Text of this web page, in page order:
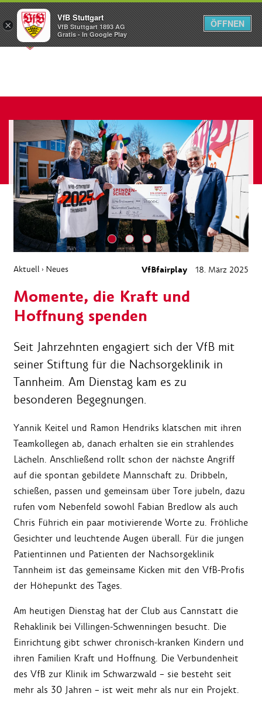
Menü
Aktuell › Neues VfBfairplay 18. März 2025
Momente, die Kraft und
Hoffnung spenden
Seit Jahrzehnten engagiert sich der VfB mit
seiner Stiftung für die Nachsorgeklinik in
Tannheim. Am Dienstag kam es zu
besonderen Begegnungen.
Yannik Keitel und Ramon Hendriks klatschen mit ihren
Teamkollegen ab, danach erhalten sie ein strahlendes
Lächeln. Anschließend rollt schon der nächste Angriff
auf die spontan gebildete Mannschaft zu. Dribbeln,
schießen, passen und gemeinsam über Tore jubeln, dazu
rufen vom Nebenfeld sowohl Fabian Bredlow als auch
Chris Führich ein paar motivierende Worte zu. Fröhliche
Gesichter und leuchtende Augen überall. Für die jungen
Patientinnen und Patienten der Nachsorgeklinik
Tannheim ist das gemeinsame Kicken mit den VfB-Profis
der Höhepunkt des Tages.
Am heutigen Dienstag hat der Club aus Cannstatt die
Rehaklinik bei Villingen-Schwenningen besucht. Die
Einrichtung gibt schwer chronisch-kranken Kindern und
ihren Familien Kraft und Hoffnung. Die Verbundenheit
des VfB zur Klinik im Schwarzwald – sie besteht seit
mehr als 30 Jahren – ist weit mehr als nur ein Projekt.
×
VfB Stuttgart
VfB Stuttgart 1893 AG
Gratis - In Google Play
ÖFFNEN